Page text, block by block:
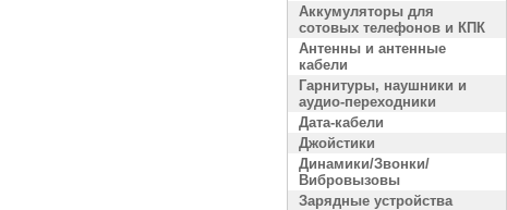
Аккумуляторы для
сотовых телефонов и КПК
Антенны и антенные
кабели
Гарнитуры, наушники и
аудио-переходники
Дата-кабели
Джойстики
Динамики/Звонки/
Вибровызовы
Зарядные устройства